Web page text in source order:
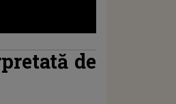
de